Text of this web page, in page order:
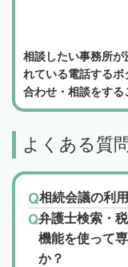
相談したい事務所が
れている電話する
合わせ・相談をする
よくある質問
相続会議の利
弁護士検索・
機能を使って
か？